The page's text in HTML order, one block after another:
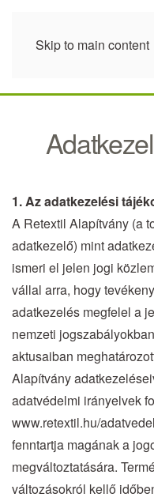
Skip to main content
1. Az adatkezelési
A Retextil Alapítvány (a
adatkezelő) mint
ismeri el jelen jogi
vállal arra, hogy
adatkezelés megfelel a
nemzeti
aktusaiban
Alapítvány
adatvédelmi irányelvek
www.retextil.hu/
fenntartja magának a
megváltoztatására.
változásokról kellő